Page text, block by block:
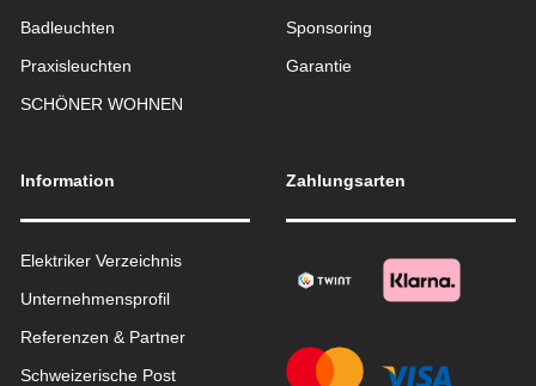
Badleuchten
Praxisleuchten
SCHÖNER WOHNEN
Sponsoring
Garantie
Information
Elektriker Verzeichnis
Unternehmensprofil
Referenzen & Partner
Schweizerische Post
Zahlungsarten